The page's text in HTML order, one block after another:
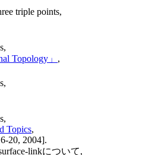
triple points,
Topology」 ,
Topics,
20, 2004].
linkについて,